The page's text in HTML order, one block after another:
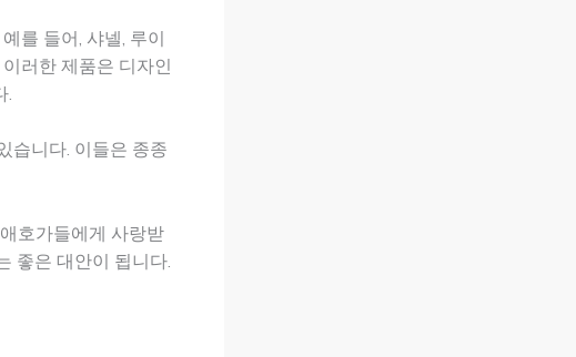
를 들어, 샤넬, 루이
러한 제품은 디자인
.
습니다. 이들은 종종
호가들에게 사랑받
좋은 대안이 됩니다.